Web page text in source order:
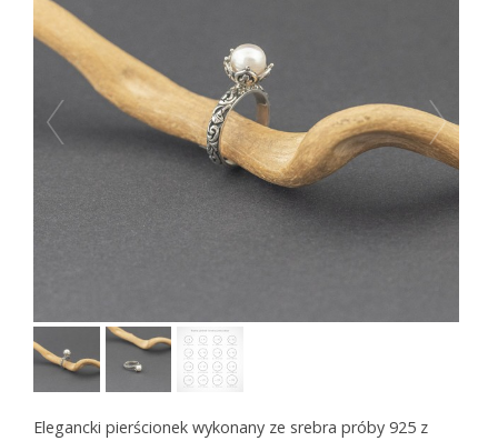
Elegancki pierścionek wykonany ze srebra próby 925 z